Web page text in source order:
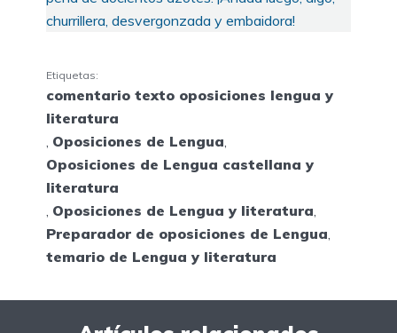
churrillera, desvergonzada y embaidora!
Etiquetas:
comentario texto oposiciones lengua y
literatura
Oposiciones de Lengua
Oposiciones de Lengua castellana y
literatura
Oposiciones de Lengua y literatura
Preparador de oposiciones de Lengua
temario de Lengua y literatura